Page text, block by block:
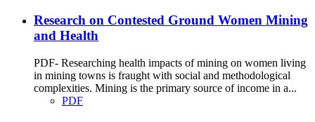
Research on Contested Ground Women Mining
and Health
PDF- Researching health impacts of mining on women living
in mining towns is fraught with social and methodological
complexities. Mining is the primary source of income in a...
PDF